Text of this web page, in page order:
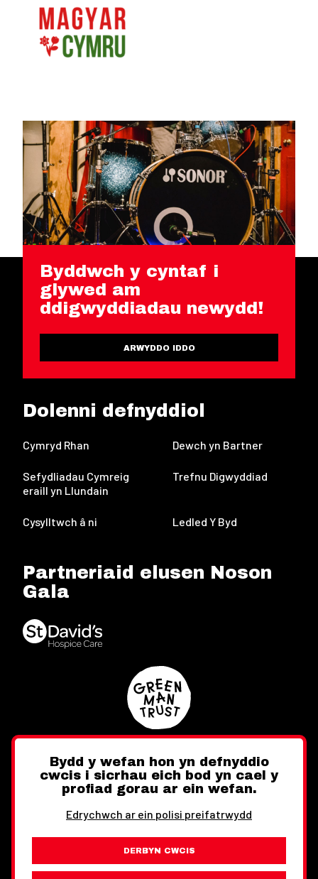
Byddwch y cyntaf i
glywed am
ddigwyddiadau newydd!
ARWYDDO IDDO
Dolenni defnyddiol
Cymryd Rhan Dewch yn Bartner
Sefydliadau Cymreig
eraill yn Llundain
Trefnu Digwyddiad
Cysylltwch â ni Ledled Y Byd
Partneriaid elusen Noson
Gala
Twitter FacebookInstagram
Bydd y wefan hon yn defnyddio
cwcis i sicrhau eich bod yn cael y
profiad gorau ar ein wefan.
Edrychwch ar ein polisi preifatrwydd
DERBYN CWCIS